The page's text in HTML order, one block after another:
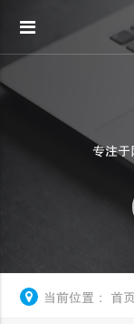
专注于
当前位置： 首页